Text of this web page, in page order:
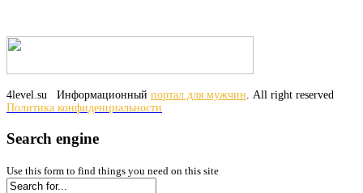
4level.su Информационный портал для мужчин. All right reserved
Политика конфиденциальности
Search engine
Use this form to find things you need on this site